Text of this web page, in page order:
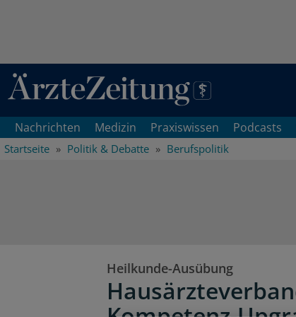
Direkt zum Inhaltsbereich
Nachrichten Medizin Praxiswissen Podcasts
Startseite Politik & Debatte Berufspolitik
Heilkunde-Ausübung